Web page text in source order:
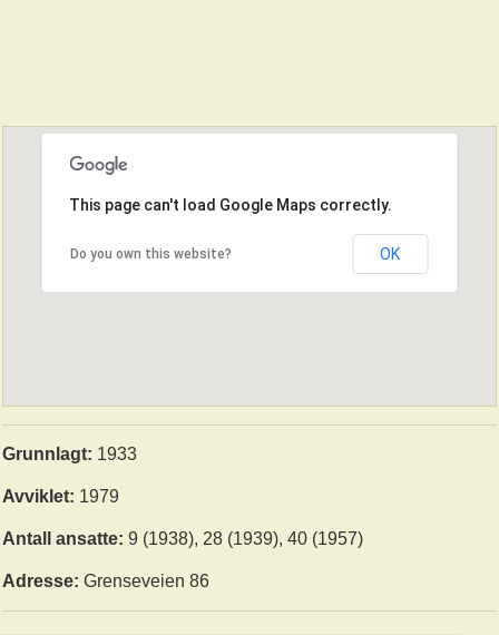
This page can't load Google Maps correctly.
Do you own this website? OK
Grunnlagt: 1933
Avviklet: 1979
Antall ansatte:9 (1938), 28 (1939), 40 (1957)
Adresse:Grenseveien 86